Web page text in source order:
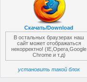
Скачать/Download
В остальных браузерах наш
сайт может отображаться
некорректно! (IE,Opera,Google
Chrome и т.д)
установить такой блок